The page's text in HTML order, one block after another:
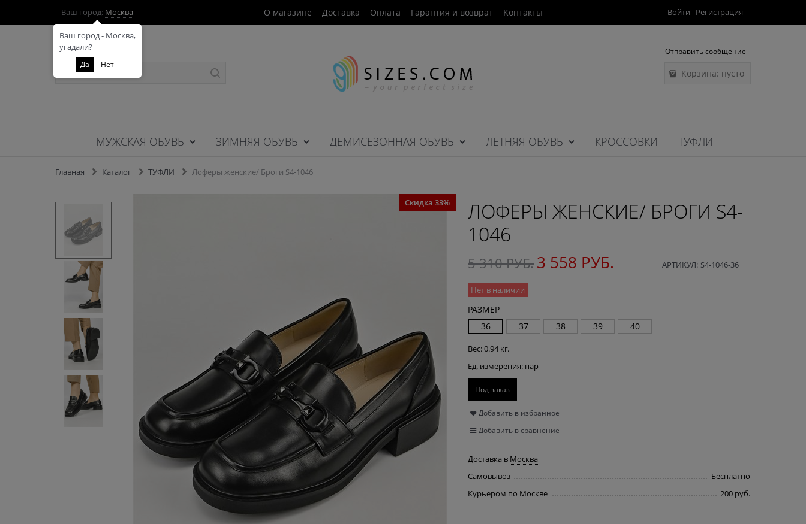
Ваш город: Москва О магазине Доставка Оплата Гарантия и возврат Контакты Войти Регистрация
Отправить сообщение
Корзина: пусто
МУЖСКАЯ ОБУВЬ ЗИМНЯЯ ОБУВЬ ДЕМИСЕЗОННАЯ ОБУВЬ ЛЕТНЯЯ ОБУВЬ КРОССОВКИ ТУФЛИ
Главная Каталог ТУФЛИ Лоферы женские/ Броги S4-1046
Скидка 33%
ЛОФЕРЫ ЖЕНСКИЕ/ БРОГИ S4-
1046
5 310 РУБ. 3 558 РУБ. АРТИКУЛ: S4-1046-36
Нет в наличии
РАЗМЕР
36
37 38 39 40
Вес:0.94 кг.
Ед. измерения: пар
Под заказ
Добавить в избранное
Добавить в сравнение
Доставка в Москва
Самовывоз
Бесплатно
Курьером по Москве
200 руб.
Ваш город - Москва,
угадали?
Да Нет